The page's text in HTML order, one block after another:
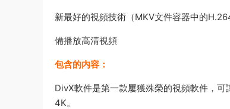
新最好的視頻技術（MKV文件容器中的
備播放高清視頻
包含的内容：
DivX軟件是第一款屢獲殊榮的視頻軟件，
4K。